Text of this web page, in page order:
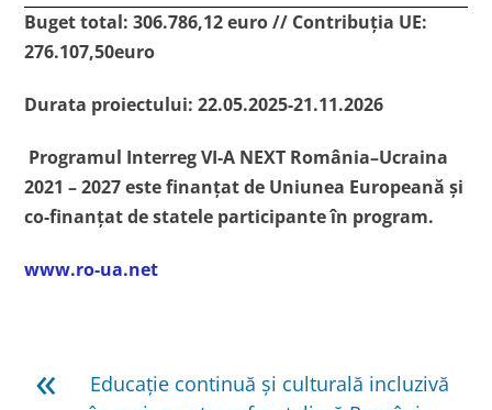
Buget total: 306.786,12 euro // Contribuția UE:
276.107,50euro
Durata proiectului: 22.05.2025-21.11.2026
Programul Interreg VI-A NEXT România–Ucraina
2021 – 2027 este finanțat de Uniunea Europeană şi
co-finanţat de statele participante în program.
www.ro-ua.net
«
Educație continuă și culturală incluzivă